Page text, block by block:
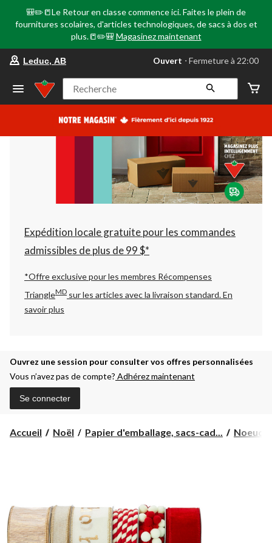
🎒✏️📒Le Retour en classe commence ici. Faites le plein de
fournitures scolaires, d'articles technologiques, de sacs à dos et
plus.📒✏️🎒 Magasinez maintenant
votre
préféré
Leduc,
AB,
courament
Fermeture
à
22:00
cliquer
pour
changer
Leduc, AB Ouvert ⋅ Fermeture à 22:00
Recherche
Expédition locale gratuite pour les commandes
admissibles de plus de 99 $*
*Offre exclusive pour les membres Récompenses
TriangleMD sur les articles avec la livraison standard.En
savoir plus
Ouvrez une session pour consulter vos offres personnalisées
Vous n’avez pas de compte? Adhérez maintenant
Se connecter
Accueil Noël Papier d'emballage, sacs-cad... Noeuds